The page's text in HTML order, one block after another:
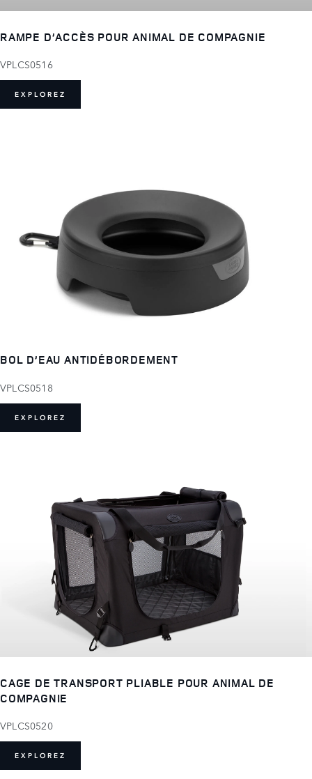
RAMPE D’ACCÈS POUR ANIMAL DE COMPAGNIE
VPLCS0516
EXPLOREZ
BOL D’EAU ANTIDÉBORDEMENT
VPLCS0518
EXPLOREZ
CAGE DE TRANSPORT PLIABLE POUR ANIMAL DE
COMPAGNIE
VPLCS0520
EXPLOREZ